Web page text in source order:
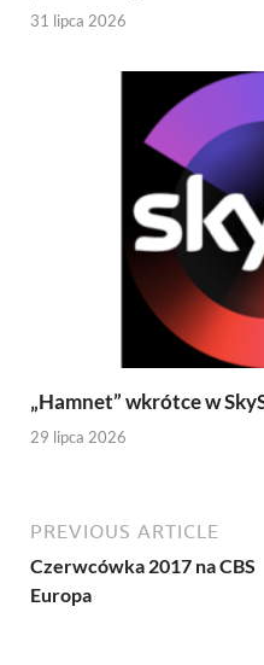
31 lipca 2026
„Hamnet” wkrótce w
29 lipca 2026
PREVIOUS ARTICLE
Czerwcówka 2017 na CBS
Europa